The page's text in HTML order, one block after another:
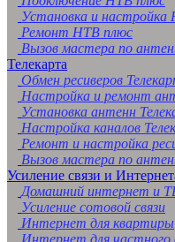
Установка и настройка
Ремонт НТВ плюс
Вызов мастера по
Телекарта
Обмен ресиверов
Настройка и ремонт
Установка антенн
Настройка каналов
Ремонт и настройка
Вызов мастера по
Усиление связи и
Домашний интернет и
Усиление сотовой связи
Интернет для квартиры
Интернет для частного